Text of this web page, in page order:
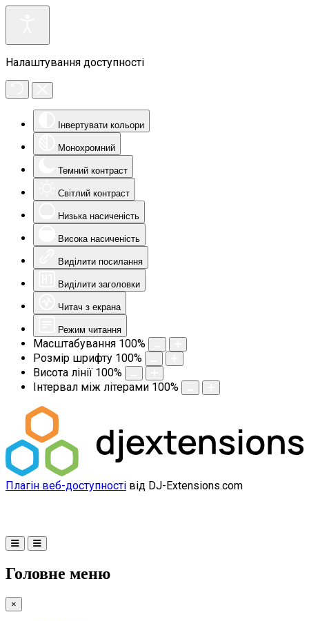
Налаштування доступності
Інвертувати кольори
Монохромний
Темний контраст
Світлий контраст
Низька насиченість
Висока насиченість
Виділити посилання
Виділити заголовки
Читач з екрана
Режим читання
Масштабування 100%
Розмір шрифту 100%
Висота лінії 100%
Інтервал між літерами 100%
Плагін веб-доступності від DJ-Extensions.com
Головне меню
×